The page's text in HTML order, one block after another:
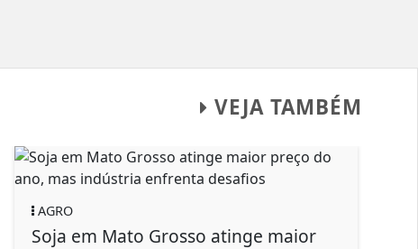
VEJA TAMBÉM
Soja em Mato Grosso atinge maior